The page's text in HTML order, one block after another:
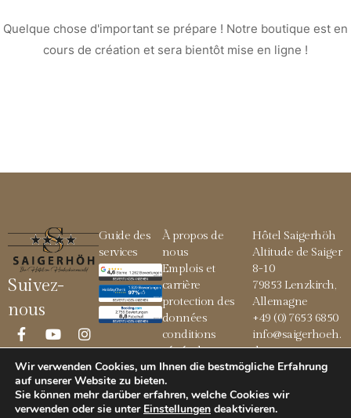
Quelque chose d'important se prépare ! Notre boutique est en
cours de création et sera bientôt mise en ligne !
Suivez-
nous
Guide des
services
À propos de
nous
Emplois et
carrière
protection des
données
conditions
générales
Mentions légales
Hôtel Saigerhöh
Altitude de Saiger
8-10
79853 Lenzkirch,
Allemagne
+49 (0) 7653 6850
info@saigerhoeh.
de
Wir verwenden Cookies, um Ihnen die bestmögliche Erfahrung
auf unserer Website zu bieten.
Sie können mehr darüber erfahren, welche Cookies wir
verwenden oder sie unter Einstellungen deaktivieren.